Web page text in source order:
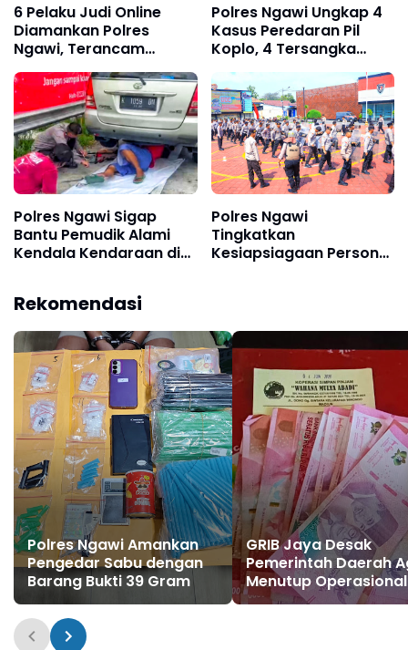
6 Pelaku Judi Online
Diamankan Polres
Ngawi, Terancam
Pidana Penjara
Maksimal 9 Tahun
Polres Ngawi Ungkap 4
Kasus Peredaran Pil
Koplo, 4 Tersangka
Diamankan
Polres Ngawi Sigap
Bantu Pemudik Alami
Kendala Kendaraan di
Polres Ngawi
Tingkatkan
Kesiapsiagaan Personel
Rekomendasi
Polres Ngawi Amankan
Pengedar Sabu dengan
Barang Bukti 39 Gram
GRIB Jaya Desak
Pemerintah Daerah
Menutup Operasional
KSP Wahana Mulya